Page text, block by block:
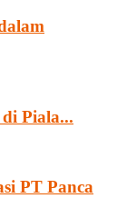
Piala...
PT Panca